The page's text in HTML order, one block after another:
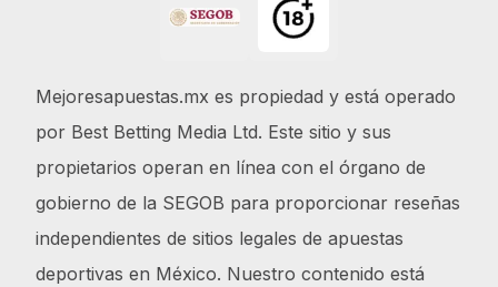
Mejoresapuestas.mx es propiedad y está operado
por Best Betting Media Ltd. Este sitio y sus
propietarios operan en línea con el órgano de
gobierno de la SEGOB para proporcionar reseñas
independientes de sitios legales de apuestas
deportivas en México. Nuestro contenido está